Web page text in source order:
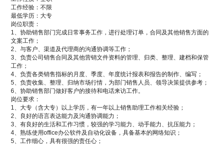
工作经验：不限
最低学历：大专
岗位职责：
1、协助销售部门完成日常事务工作，进行处理订单，合同及其他销售方面的
文案工作；
2、与客户、渠道及代理商的沟通协调等工作；
3、负责公司销售合同及其他营销文件资料的管理、归类、整理、建档和保管
工作；
4、负责各类销售指标的月度、季度、年度统计报表和报告的制作、编写；
5、负责收集、整理、归纳市场行情，为部门销售人员、领导决策提供参考；
6、协助销售部门做好客户的接待和电话来访工作。
岗位要求：
1、大专（含大专）以上学历，有一年以上销售助理工作相关经验；
2、良好的语言表达能力及沟通协调能力；
3、有良好的生活和工作习惯，较强的学习能力、动手能力、抗压能力；
4、熟练使用office办公软件及自动化设备，具备基本的网络知识；
5、工作细心，具有很强的责任心；